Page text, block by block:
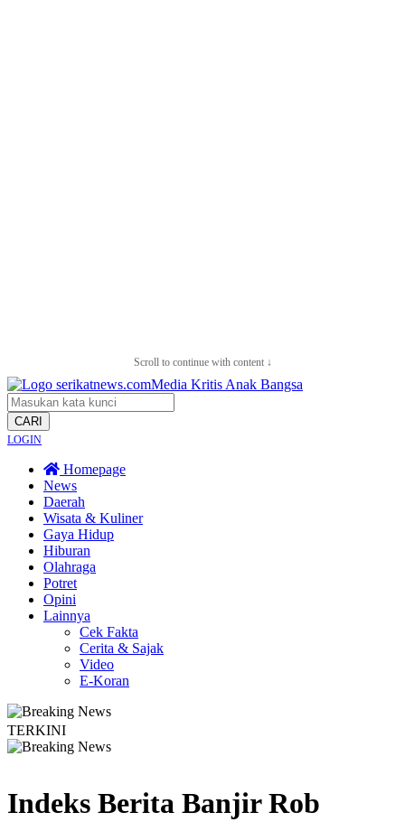
Scroll to continue with content ↓
CARI
LOGIN
Homepage
News
Daerah
Wisata & Kuliner
Gaya Hidup
Hiburan
Olahraga
Potret
Opini
Lainnya
Cek Fakta
Cerita & Sajak
Video
E-Koran
TERKINI
Indeks Berita Banjir Rob